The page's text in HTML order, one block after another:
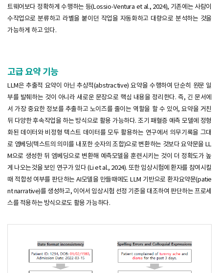
트웨어보다 정확하게 수행하는 등(Lossio-Ventura et al., 2024), 기존에는 사람이
수작업으로 분류하고 라벨을 붙이던 작업을 자동화하고 대량으로 분석하는 것을
가능하게 하고 있다.
고급 요약 기능
LLM은 추출적 요약이 아닌 추상적(abstractive) 요약을 수행하여 단순히 원문 일
부를 발췌하는 것이 아니라 새로운 문장으로 핵심 내용을 정리한다. 즉, 긴 문서에
서 가장 중요한 정보를 추출하고 노이즈를 줄이는 역할을 할 수 있어, 요약을 거친
뒤 다양한 후속작업을 하는 방식으로 활용 가능하다. 조기 패혈증 예측 모델에 정형
화된 데이터와 비정형 텍스트 데이터를 모두 활용하는 연구에서 의무기록을 그대
로 엠베딩(텍스트의 의미를 내포한 숫자의 조합)으로 변환하는 것보다 요약문을 LL
M으로 생성한 뒤 엠베딩으로 변환해 예측모델을 훈련시키는 것이 더 정확도가 높
게 나오는것을 보인 연구가 있다 (Li et al., 2024). 또한 임상시험에 환자를 참여시킬
때 적합성 여부를 판단하는 AI모델을 만들때에도 LLM 기반으로 환자요약문(patie
nt narrative)를 생성하고, 이어서 임상시험 선정 기준을 대조하여 판단하는 프로세
스를 적용하는 방식으로도 활용 가능하다.